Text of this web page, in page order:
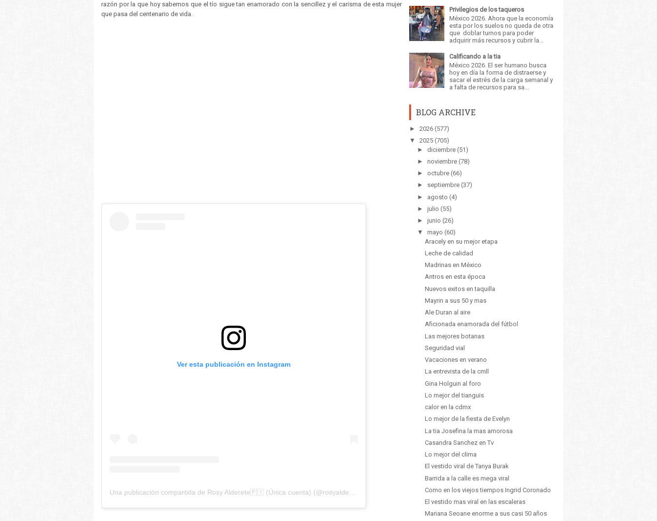
razón por la que hoy sabemos que el tío sigue tan enamorado con la sencillez y el carisma de esta mujer
que pasa del centenario de vida.
Ver esta publicación en Instagram
Privilegios de los taqueros
México 2026. Ahora que la economía
esta por los suelos no queda de otra
que doblar turnos para poder
adquirir más recursos y cubrir la...
Calificando a la tia
México 2026. El ser humano busca
hoy en día la forma de distraerse y
sacar el estrés de la carga semanal y
a falta de recursos para sa...
BLOG ARCHIVE
► 2026 (577)
▼
2025 (705)
► diciembre (51)
► noviembre (78)
► octubre (66)
► septiembre (37)
► agosto (4)
► julio (55)
► junio (26)
▼
mayo (60)
Aracely en su mejor etapa
Leche de calidad
Madrinas en México
Antros en esta época
Nuevos exitos en taquilla
Mayrin a sus 50 y mas
Ale Duran al aire
Aficionada enamorada del fútbol
Las mejores botanas
Seguridad vial
Vacaciones en verano
La entrevista de la cmll
Gina Holguin al foro
Lo mejor del tianguis
calor en la cdmx
Lo mejor de la fiesta de Evelyn
La tia Josefina la mas amorosa
Casandra Sanchez en Tv
Lo mejor del clima
El vestido viral de Tanya Burak
Barrida a la calle es mega viral
Como en los viejos tiempos Ingrid Coronado
El vestido mas viral en las escaleras
Mariana Seoane enorme a sus casi 50 años